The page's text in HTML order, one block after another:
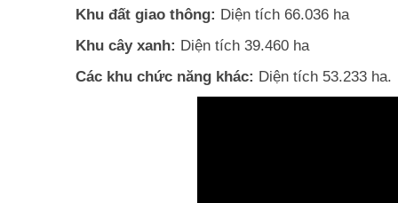
Khu đất giao thông: Diện tích 66.036 ha
Khu cây xanh: Diện tích 39.460 ha
Các khu chức năng khác: Diện tích 53.233 ha.